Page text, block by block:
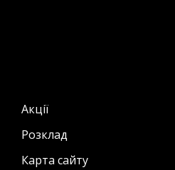
Акції
Розклад
Карта сайту